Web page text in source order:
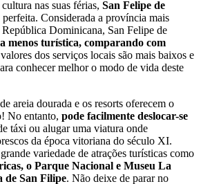
nas suas férias, San Felipe de
perfeita. Considerada a província mais
Dominicana, San Felipe de
menos turística, comparando com
dos serviços locais são mais baixos e
conhecer melhor o modo de vida deste
areia dourada e os resorts oferecem o
No entanto, pode facilmente deslocar-se
táxi ou alugar uma viatura onde
da época vitoriana do século XI.
variedade de atrações turísticas como
o Parque Nacional e Museu La
de San Filipe. Não deixe de parar no